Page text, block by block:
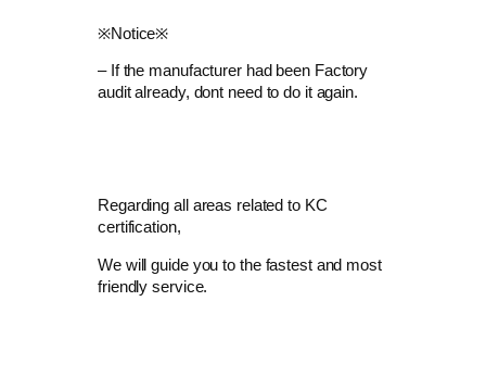
​※Notice※
– If the manufacturer had been Factory
audit already, dont need to do it again.
Regarding all areas related to KC
certification,
We will guide you to the fastest and most
friendly service.